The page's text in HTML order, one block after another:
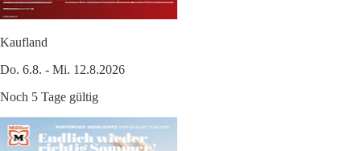
Kaufland
Do. 6.8. - Mi. 12.8.2026
Noch 5 Tage gültig